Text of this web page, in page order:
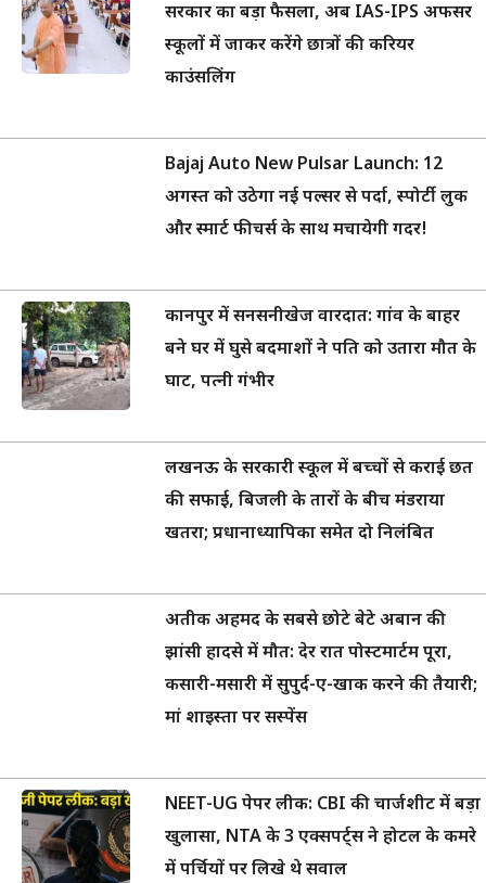
सरकार का बड़ा फैसला, अब IAS-IPS अफसर
स्कूलों में जाकर करेंगे छात्रों की करियर
काउंसलिंग
Bajaj Auto New Pulsar Launch: 12
अगस्त को उठेगा नई पल्सर से पर्दा, स्पोर्टी लुक
और स्मार्ट फीचर्स के साथ मचायेगी गदर!
कानपुर में सनसनीखेज वारदात: गांव के बाहर
बने घर में घुसे बदमाशों ने पति को उतारा मौत के
घाट, पत्नी गंभीर
लखनऊ के सरकारी स्कूल में बच्चों से कराई छत
की सफाई, बिजली के तारों के बीच मंडराया
खतरा; प्रधानाध्यापिका समेत दो निलंबित
अतीक अहमद के सबसे छोटे बेटे अबान की
झांसी हादसे में मौत: देर रात पोस्टमार्टम पूरा,
कसारी-मसारी में सुपुर्द-ए-खाक करने की तैयारी;
मां शाइस्ता पर सस्पेंस
NEET-UG पेपर लीक: CBI की चार्जशीट में बड़ा
खुलासा, NTA के 3 एक्सपर्ट्स ने होटल के कमरे
में पर्चियों पर लिखे थे सवाल